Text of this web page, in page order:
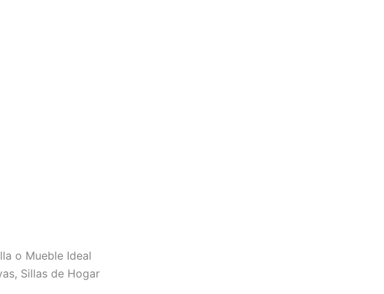
o Mueble Ideal
Sillas de Hogar